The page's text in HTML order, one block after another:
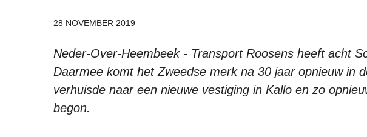
28 NOVEMBER 2019
Neder-Over-Heembeek - Transport Roosens heeft acht
Daarmee komt het Zweedse merk na 30 jaar opnieuw in
verhuisde naar een nieuwe vestiging in Kallo en zo
begon.